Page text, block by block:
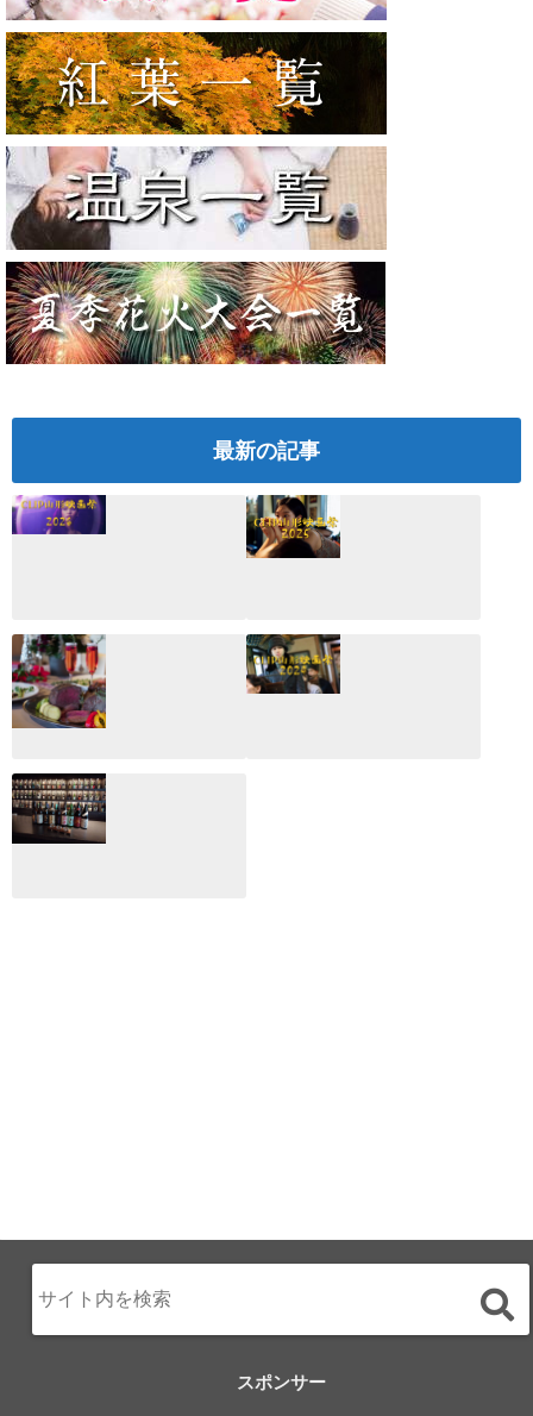
最新の記事
CLIP山形映画祭
2026：映画館派の
編集長が読む2025
年の映画ざっくり
総監
2026.02.27
CLIP山形映画祭
2025：ほぼこれく
らいしか更新して
いない変なブログ
月のホテル☆4日
間限定！クリスマ
スディナーブッフ
ェ開催☆
スポンサー